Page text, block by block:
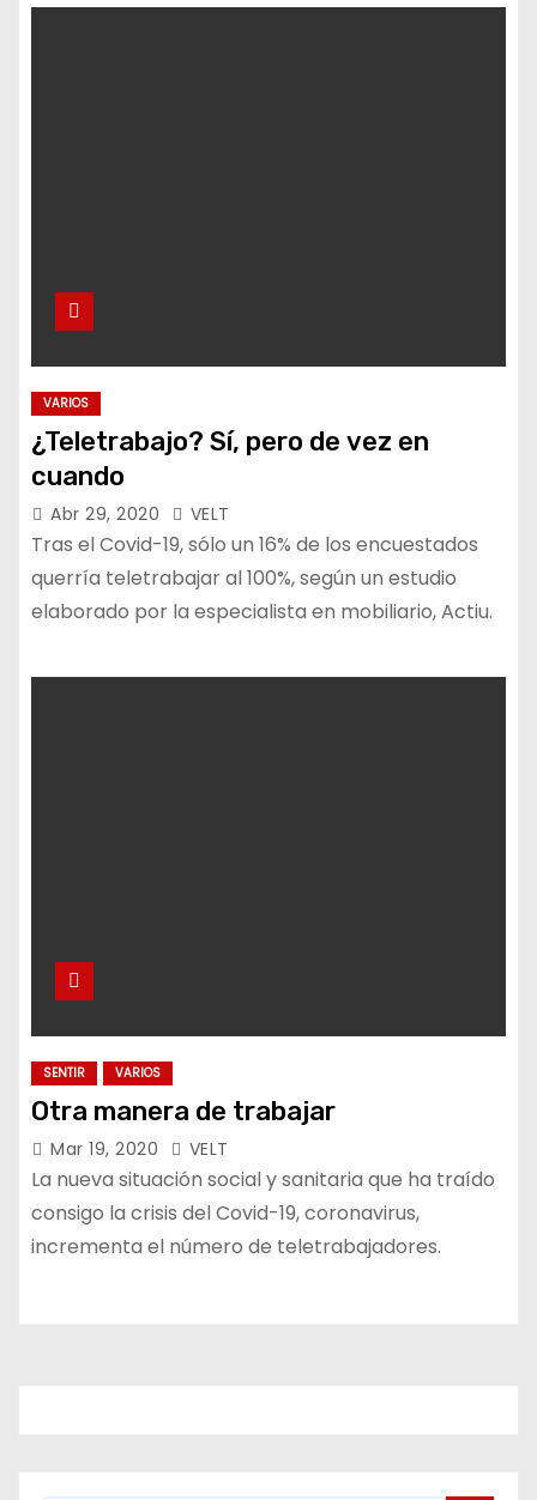
VARIOS
¿Teletrabajo? Sí, pero de vez en
cuando
Abr 29, 2020 VELT
Tras el Covid-19, sólo un 16% de los encuestados
querría teletrabajar al 100%, según un estudio
elaborado por la especialista en mobiliario, Actiu.
SENTIR VARIOS
Otra manera de trabajar
Mar 19, 2020 VELT
La nueva situación social y sanitaria que ha traído
consigo la crisis del Covid-19, coronavirus,
incrementa el número de teletrabajadores.